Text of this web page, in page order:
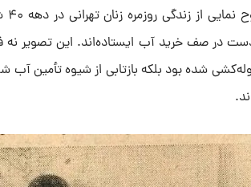
در صف خرید آب ایستاده‌اند. این تصویر نه
شده بود بلکه بازتابی از شیوه تأمین